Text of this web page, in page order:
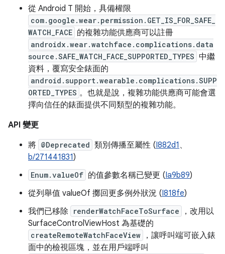
從 Android T 開始，具備權限
com.google.wear.permission.GET_IS_FOR_SAFE_
WATCH_FACE 的複雜功能供應商可以註冊
androidx.wear.watchface.complications.data
source.SAFE_WATCH_FACE_SUPPORTED_TYPES 中繼
資料，覆寫安全錶面的
android.support.wearable.complications.SUPP
ORTED_TYPES 。也就是說，複雜功能供應商可能會選
擇向信任的錶面提供不同類型的複雜功能。
API 變更
將 @Deprecated 類別傳播至屬性 (I882d1 、
b/271441831)
Enum.valueOf 的值參數名稱已變更 (Ia9b89)
從列舉值 valueOf 擲回更多例外狀況 (I818fe)
我們已移除
renderWatchFaceToSurface
，改用以
SurfaceControlViewHost 為基礎的
createRemoteWatchFaceView
，讓呼叫端可嵌入錶
面中的檢視區塊，並在用戶端呼叫